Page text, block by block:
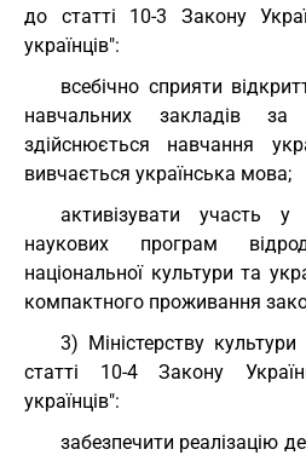
до статті 10-3 Закону
українців":
всебічно сприяти
навчальних закладів
здійснюється навчання
вивчається українська мова;
активізувати участь у
наукових програм
національної культури та
компактного проживання
3) Міністерству
статті 10-4 Закону
українців":
забезпечити реалізацію